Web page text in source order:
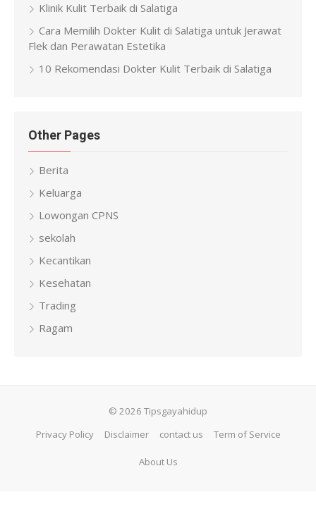
Klinik Kulit Terbaik di Salatiga
Cara Memilih Dokter Kulit di Salatiga untuk Jerawat
Flek dan Perawatan Estetika
10 Rekomendasi Dokter Kulit Terbaik di Salatiga
Other Pages
Berita
Keluarga
Lowongan CPNS
sekolah
Kecantikan
Kesehatan
Trading
Ragam
© 2026 Tipsgayahidup
Privacy Policy
Disclaimer contact us Term of Service
About Us